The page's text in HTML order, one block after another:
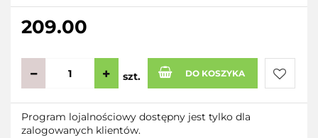
209.00
szt. DO KOSZYKA
Do
Program lojalnościowy dostępny jest tylko dla
zalogowanych klientów.